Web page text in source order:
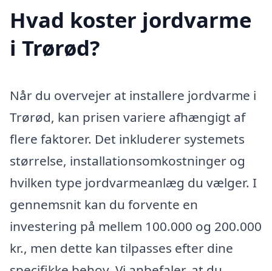
Hvad koster jordvarme
i Trørød?
Når du overvejer at installere jordvarme i
Trørød, kan prisen variere afhængigt af
flere faktorer. Det inkluderer systemets
størrelse, installationsomkostninger og
hvilken type jordvarmeanlæg du vælger. I
gennemsnit kan du forvente en
investering på mellem 100.000 og 200.000
kr., men dette kan tilpasses efter dine